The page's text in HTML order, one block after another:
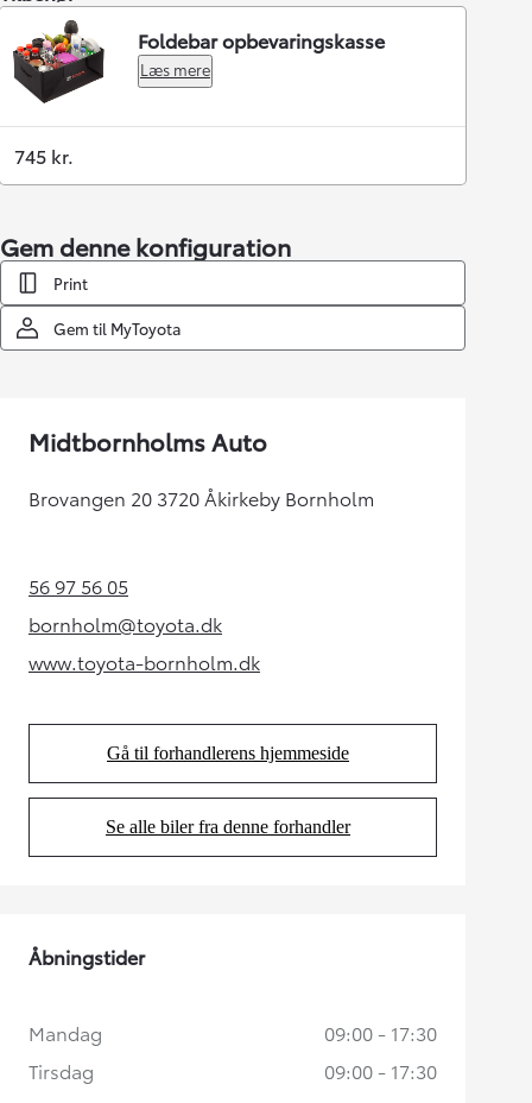
Foldebar opbevaringskasse
Læs mere
745 kr.
Gem denne konfiguration
Print
Gem til MyToyota
Midtbornholms Auto
Brovangen 20 3720 Åkirkeby Bornholm
56 97 56 05(Opens in new tab)
bornholm@toyota.dk
(Opens in new tab)
www.toyota-bornholm.dk
(Opens in new tab)
Gå til forhandlerens hjemmeside
(Opens in new tab)
Se alle biler fra denne forhandler
(Opens in new tab)
Åbningstider
Mandag
09:00 - 17:30
Tirsdag
09:00 - 17:30